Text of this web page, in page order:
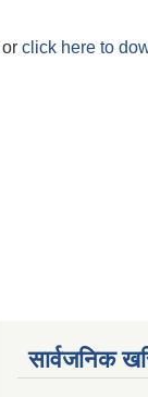
or click here to
सार्वजनिक